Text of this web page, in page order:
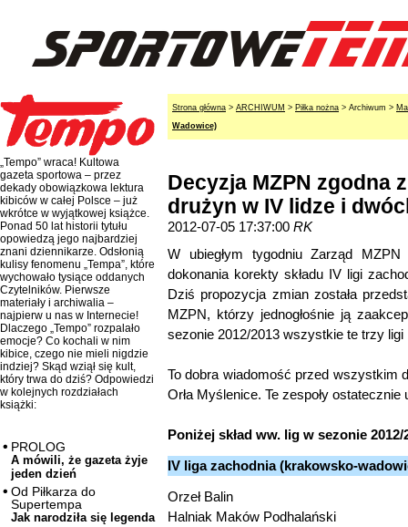
„Tempo” wraca! Kultowa
gazeta sportowa – przez
dekady obowiązkowa lektura
kibiców w całej Polsce – już
wkrótce w wyjątkowej książce.
Ponad 50 lat historii tytułu
opowiedzą jego najbardziej
znani dziennikarze. Odsłonią
kulisy fenomenu „Tempa”, które
wychowało tysiące oddanych
Czytelników. Pierwsze
materiały i archiwalia –
najpierw u nas w Internecie!
Dlaczego „Tempo” rozpalało
emocje? Co kochali w nim
kibice, czego nie mieli nigdzie
indziej? Skąd wziął się kult,
który trwa do dziś? Odpowiedzi
w kolejnych rozdziałach
książki:
PROLOG
A mówili, że gazeta żyje
jeden dzień
Od Piłkarza do
Supertempa
Jak narodziła się legenda
Strona główna > ARCHIWUM > Piłka nożna > Archiwum >
Wadowice)
Decyzja MZPN zgodna
drużyn w IV lidze i
2012-07-05 17:37:00 RK
W ubiegłym tygodniu Zarząd
dokonania korekty składu IV ligi
Dziś propozycja zmian została
MZPN, którzy jednogłośnie ją
sezonie 2012/2013 wszystkie te trzy ligi
To dobra wiadomość przed wszystkim
Orła Myślenice. Te zespoły
Poniżej skład ww. lig w sezonie 2012/
IV liga zachodnia (krakowsko-
Orzeł Balin
Halniak Maków Podhalański